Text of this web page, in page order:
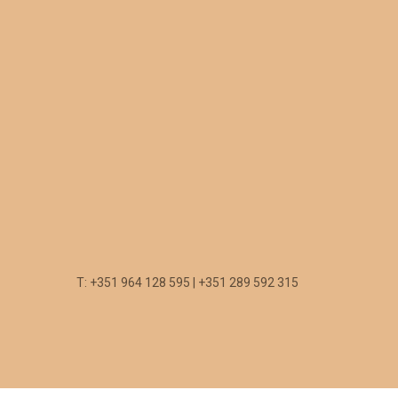
T: +351 964 128 595 | +351 289 592 315